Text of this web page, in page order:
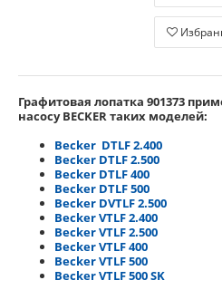
Графитовая лопатка 901373
насосу BECKER таких моделей:
Becker DTLF 2.400
Becker DTLF 2.500
Becker DTLF 400
Becker DTLF 500
Becker DVTLF 2.500
Becker VTLF 2.400
Becker VTLF 2.500
Becker VTLF 400
Becker VTLF 500
Becker VTLF 500 SK